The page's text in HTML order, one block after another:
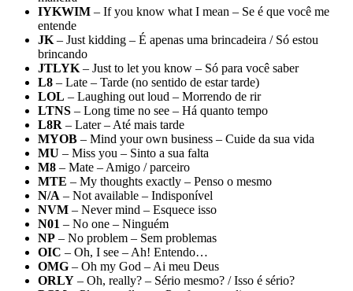
IYKWIM – If you know what I mean – Se é que você me
entende
JK – Just kidding – É apenas uma brincadeira / Só estou
brincando
JTLYK – Just to let you know – Só para você saber
L8 – Late – Tarde (no sentido de estar tarde)
LOL – Laughing out loud – Morrendo de rir
LTNS – Long time no see – Há quanto tempo
L8R – Later – Até mais tarde
MYOB – Mind your own business – Cuide da sua vida
MU – Miss you – Sinto a sua falta
M8 – Mate – Amigo / parceiro
MTE – My thoughts exactly – Penso o mesmo
N/A – Not available – Indisponível
NVM – Never mind – Esquece isso
N01 – No one – Ninguém
NP – No problem – Sem problemas
OIC – Oh, I see – Ah! Entendo…
OMG – Oh my God – Ai meu Deus
ORLY – Oh, really? – Sério mesmo? / Isso é sério?